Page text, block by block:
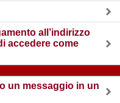
all’indirizzo
accedere come
un messaggio in un